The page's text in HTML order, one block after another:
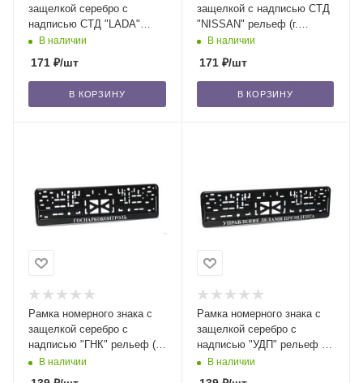
защелкой серебро с
надписью СТД "LADA"
рельеф (г. Новосибирск) /30
В наличии
171 ₽/шт
В КОРЗИНУ
защелкой с надписью СТД
"NISSAN" рельеф (г.
Новосибирск) /30
В наличии
171₽/шт
В КОРЗИНУ
Рамка номерного знака с
защелкой серебро с
надписью "ГНК" рельеф (г.
Новосибирск) /30
В наличии
Рамка номерного знака с
защелкой серебро с
надписью "УДП" рельеф (г.
Новосибирск) /30
В наличии